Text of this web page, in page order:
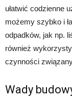
ułatwić codzienne
możemy szybko i
odpadków, jak np.
również
czynności
Wady